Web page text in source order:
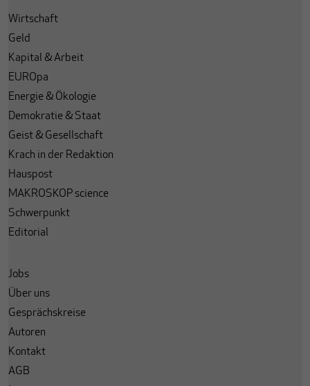
Wirtschaft
Geld
Kapital & Arbeit
EUROpa
Energie & Ökologie
Demokratie & Staat
Geist & Gesellschaft
Krach in der Redaktion
Hauspost
MAKROSKOP science
Schwerpunkt
Editorial
Jobs
Über uns
Gesprächskreise
Autoren
Kontakt
AGB